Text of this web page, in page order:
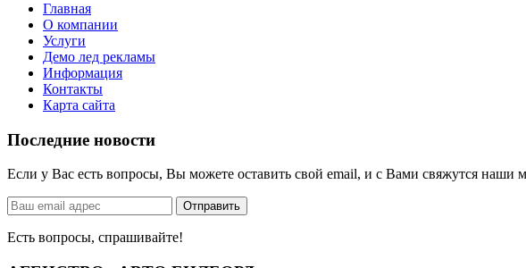
Главная
О компании
Услуги
Демо лед рекламы
Информация
Контакты
Карта сайта
Последние новости
Если у Вас есть вопросы, Вы можете оставить свой email, и с Вами свяжутся наши
Есть вопросы, спрашивайте!